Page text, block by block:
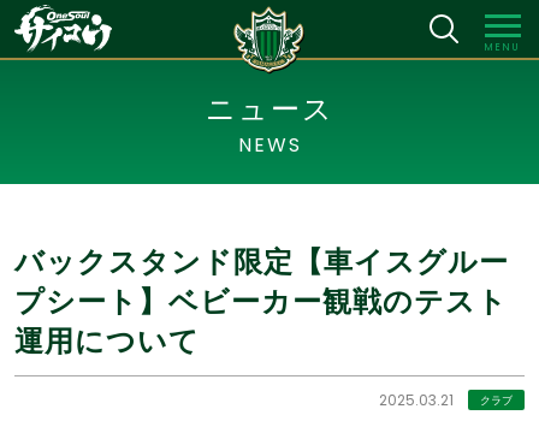
MENU
ニュース
NEWS
バックスタンド限定【車イスグルー
プシート】ベビーカー観戦のテスト
運用について
2025.03.21 クラブ